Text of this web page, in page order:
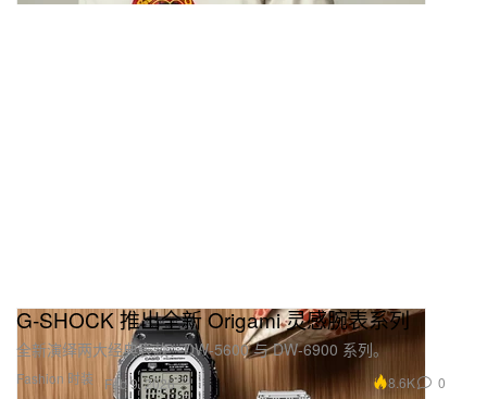
Fashion 时装
G‑SHOCK 推出全新 Origami 灵感腕表系列
全新演绎两大经典表款：DW‑5600 与 DW‑6900 系列。
Feb 9, 2026 8.6K 0